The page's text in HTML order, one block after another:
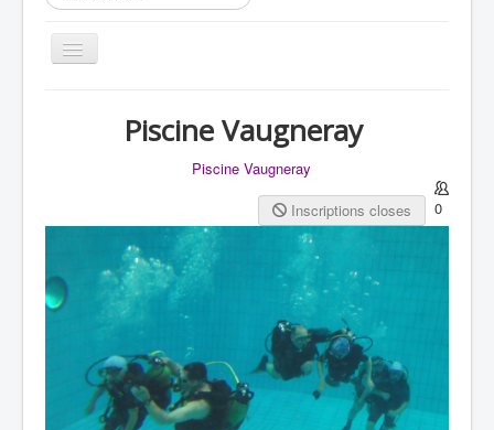
Basculer
la
Notre actualité
Inscription
Contacter le club
Piscine Vaugneray
Piscine Vaugneray
Inscriptions closes
0